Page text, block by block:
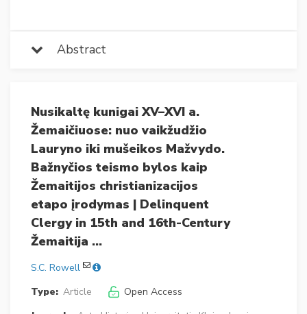
Abstract
Nusikaltę kunigai XV–XVI a.
Žemaičiuose: nuo vaikžudžio
Lauryno iki mušeikos Mažvydo.
Bažnyčios teismo bylos kaip
Žemaitijos christianizacijos
etapo įrodymas | Delinquent
Clergy in 15th and 16th-Century
Žemaitija …
S.C. Rowell
Type: Article
Open Access